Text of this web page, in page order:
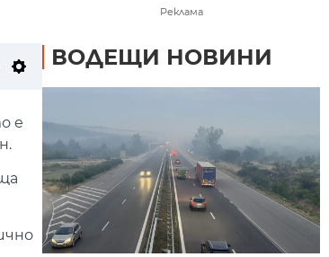
Settings
е
Реклама
ВОДЕЩИ НОВИНИ